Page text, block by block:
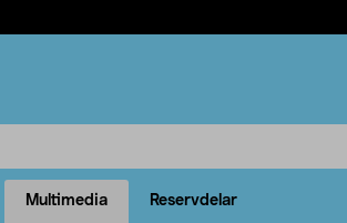
Multimedia Reservdelar